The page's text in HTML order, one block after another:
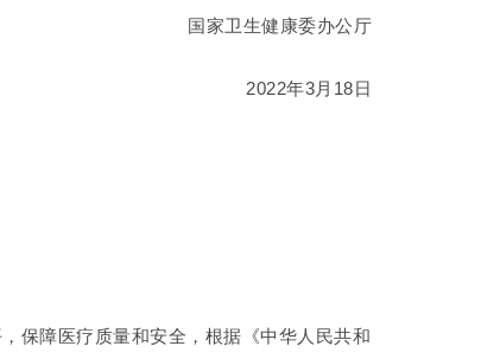
国家卫生健康委办公厅
2022年3月18日
保障医疗质量和安全，根据《中华人民共和